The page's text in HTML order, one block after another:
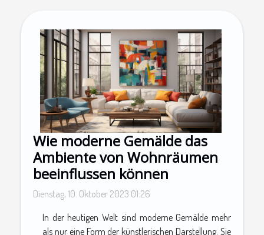
Wie moderne Gemälde das
Ambiente von Wohnräumen
beeinflussen können
Dienstag, 10. Oktober 2023 01:26
In der heutigen Welt sind moderne Gemälde mehr
als nur eine Form der künstlerischen Darstellung. Sie